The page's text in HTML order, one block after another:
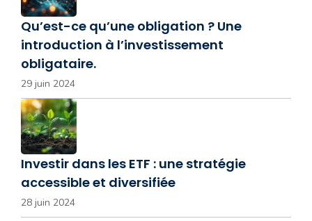
Qu’est-ce qu’une obligation ? Une
introduction à l’investissement
obligataire.
29 juin 2024
Investir dans les ETF : une stratégie
accessible et diversifiée
28 juin 2024